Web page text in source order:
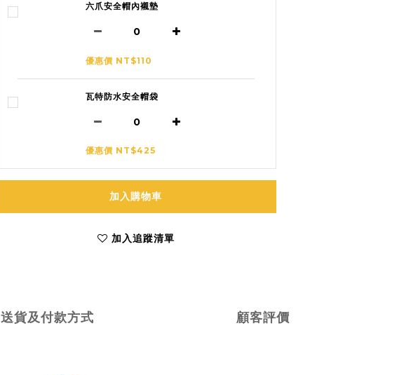
六爪安全帽內襯墊
優惠價 NT$110
瓦特防水安全帽袋
優惠價 NT$425
加入購物車
加入追蹤清單
送貨及付款方式 顧客評價